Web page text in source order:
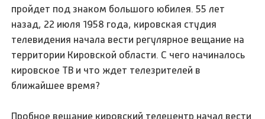
пройдет под знаком большого юбилея. 55 лет
назад, 22 июля 1958 года, кировская студия
телевидения начала вести регулярное вещание на
территории Кировской области. С чего начиналось
кировское ТВ и что ждет телезрителей в
ближайшее время?
Пробное вещание кировский телецентр начал вести